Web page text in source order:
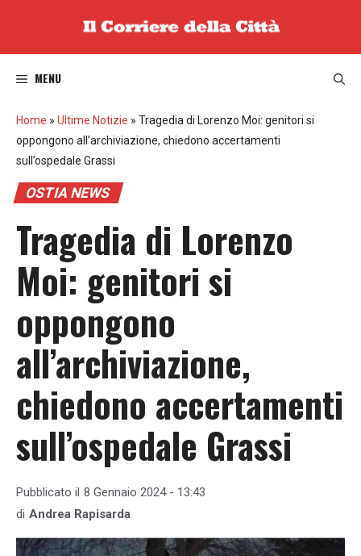
MENU
Home » Ultime Notizie » Tragedia di Lorenzo Moi: genitori si
oppongono all’archiviazione, chiedono accertamenti
sull’ospedale Grassi
OSTIA NEWS
Tragedia di Lorenzo
Moi: genitori si
oppongono
all’archiviazione,
chiedono accertamenti
sull’ospedale Grassi
Pubblicato il 8 Gennaio 2024 - 13:43
di Andrea Rapisarda